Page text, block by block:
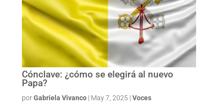
Cónclave: ¿cómo se elegirá al nuevo
Papa?
porGabriela Vivanco| May 7, 2025 | Voces